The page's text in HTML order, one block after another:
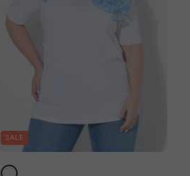
SALE